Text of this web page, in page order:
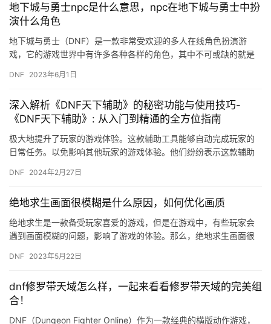
地下城与勇士npc是什么意思，npc在地下城与勇士中扮
演什么角色
地下城与勇士（DNF）是一款非常受欢迎的多人在线角色扮演游
戏，它的游戏世界中有许多各种各样的角色，其中不可或缺的就是
DNF 2023年6月1日
深入解析《DNF天下辅助》的秘密功能与使用技巧-
《DNF天下辅助》: 从入门到精通的全方位指南
极大地提升了玩家的游戏体验。这款辅助工具能够自动完成玩家的
日常任务。以免影响其他玩家的游戏体验。他们纷纷表示这款辅助
DNF 2024年2月27日
绝地求生画面很模糊是什么原因，如何优化画质
绝地求生是一款备受玩家喜爱的游戏，但是在游戏中，有些玩家会
遇到画面模糊的问题，影响了游戏的体验。那么，绝地求生画面很
画面…
DNF 2023年5月22日
dnf修罗带天域怎么样，一起来看看修罗带天域的完美组
合！
DNF（Dungeon Fighter Online）作为一款经典的横版动作游戏，